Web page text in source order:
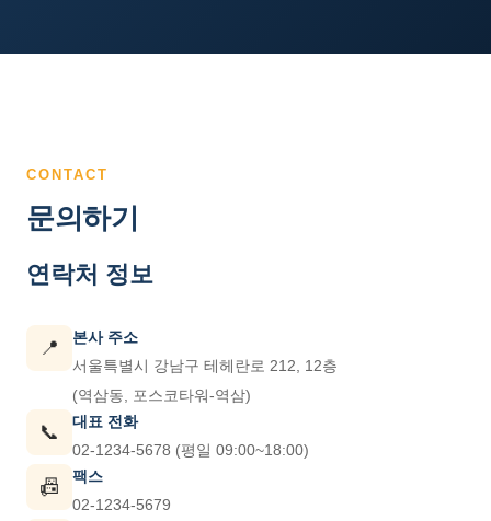
CONTACT
문의하기
연락처 정보
📍
본사 주소
서울특별시 강남구 테헤란로 212, 12층
(역삼동, 포스코타워-역삼)
📞
대표 전화
02-1234-5678 (평일 09:00~18:00)
📠
팩스
02-1234-5679